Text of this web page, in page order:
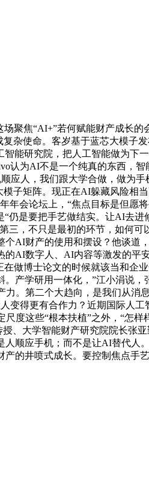
场聚焦“AI+”若何赋能财产成长
杂使命。客岁基于蓝芯大模子
能研究院，把人工智能做为下
认为AI不是一个纯真的东西，
应人，我们跟大学合做，做为
子矩阵。现正在AI躲藏风险相
年会论坛上，“焦点目标是但愿
仍是要把手艺做结实。让AI去
，不只是最初的环节，如何可
AI财产的使用和摆设？他谈道
AI数字人、AI内容等激发的平
做博士论文的时候就该当和企
产学研用一体化，”江小涓说
。第二个大趋向，是我们从消
变得更有合作力？近期国际人
度这些“根本扶植”之外，“怎
、大学智能财产研究院院长张
顺应手机；而不是让AI替代人
的井喷式成长。要控制焦点手艺